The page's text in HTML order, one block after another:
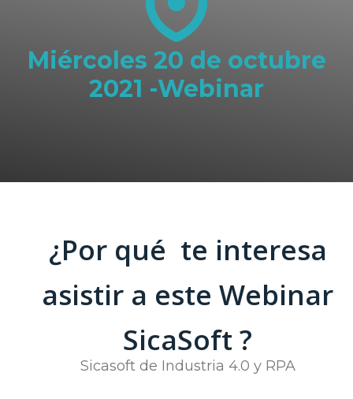
Miércoles 20 de octubre
2021 -Webinar
¿Por qué te interesa
asistir a este Webinar
SicaSoft ?
Sicasoft de Industria 4.0 y RPA